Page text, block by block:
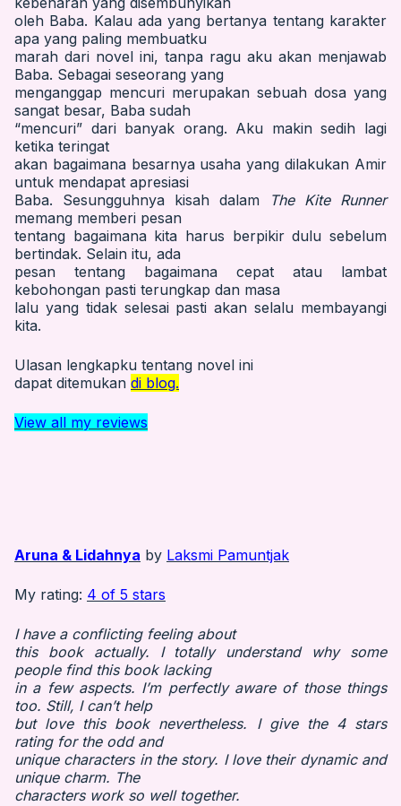
oleh Baba. Kalau ada yang bertanya tentang karakter
apa yang paling membuatku
marah dari novel ini, tanpa ragu aku akan menjawab
Baba. Sebagai seseorang yang
menganggap mencuri merupakan sebuah dosa yang
sangat besar, Baba sudah
“mencuri” dari banyak orang. Aku makin sedih lagi
ketika teringat
akan bagaimana besarnya usaha yang dilakukan Amir
untuk mendapat apresiasi
Baba. Sesungguhnya kisah dalam
The Kite Runner
memang memberi pesan
tentang bagaimana kita harus berpikir dulu sebelum
bertindak. Selain itu, ada
pesan tentang bagaimana cepat atau lambat
kebohongan pasti terungkap dan masa
lalu yang tidak selesai pasti akan selalu membayangi
kita.
Ulasan lengkapku tentang novel ini
dapat ditemukan di blog.
View all my reviews
Aruna & Lidahnya by Laksmi Pamuntjak
My rating: 4 of 5 stars
I have a conflicting feeling about
this book actually. I totally understand why some
people find this book lacking
in a few aspects. I’m perfectly aware of those things
too. Still, I can’t help
but love this book nevertheless. I give the 4 stars
rating for the odd and
unique characters in the story. I love their dynamic and
unique charm. The
characters work so well together.